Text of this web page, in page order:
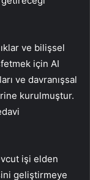
ve bilişsel
için AI
ve davranışsal
kurulmuştur.
işi elden
geliştirmeye